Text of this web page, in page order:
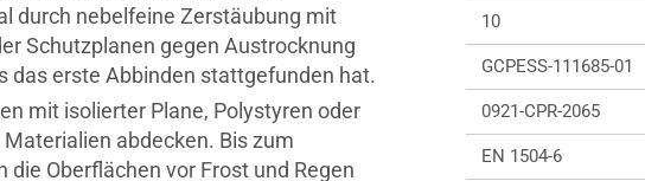
durch nebelfeine Zerstäubung mit
Schutzplanen gegen Austrocknung
das erste Abbinden stattgefunden hat.
mit isolierter Plane, Polystyren oder
abdecken. Bis zum
die Oberflächen vor Frost und Regen
10
GCPESS-111685-01
0921-CPR-2065
EN 1504-6